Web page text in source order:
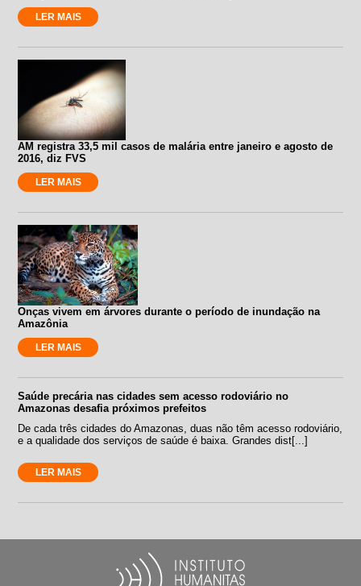
LER MAIS
AM registra 33,5 mil casos de malária entre janeiro e agosto de
2016, diz FVS
LER MAIS
Onças vivem em árvores durante o período de inundação na
Amazônia
LER MAIS
Saúde precária nas cidades sem acesso rodoviário no
Amazonas desafia próximos prefeitos
De cada três cidades do Amazonas, duas não têm acesso rodoviário,
e a qualidade dos serviços de saúde é baixa. Grandes dist[...]
LER MAIS